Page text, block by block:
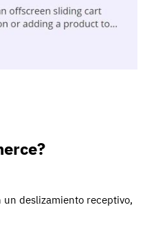
deslizamiento receptivo,